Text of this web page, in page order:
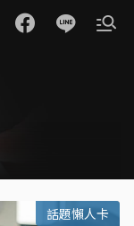
話題懶人卡